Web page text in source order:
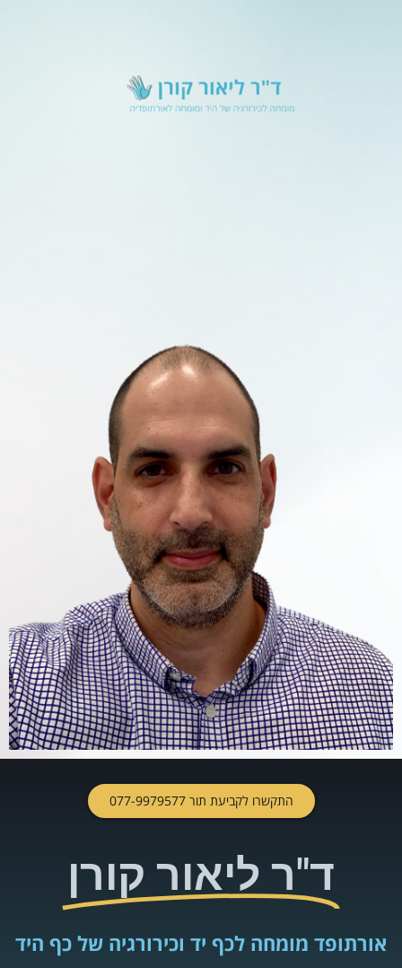
התקשרו לקביעת תור 077-9979577
ד"ר ליאור קורן
אורתופד מומחה לכף יד וכירורגיה של כף היד